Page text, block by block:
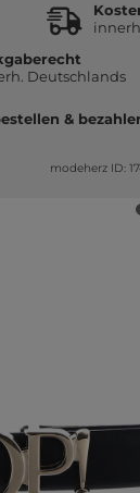
Deutschlands
&
modeherz ID: